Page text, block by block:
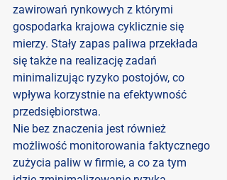
zawirowań rynkowych z którymi
gospodarka krajowa cyklicznie się
mierzy. Stały zapas paliwa przekłada
się także na realizację zadań
minimalizując ryzyko postojów, co
wpływa korzystnie na efektywność
przedsiębiorstwa.
Nie bez znaczenia jest również
możliwość monitorowania faktycznego
zużycia paliw w firmie, a co za tym